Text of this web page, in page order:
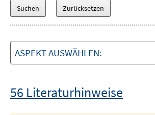
ASPEKT AUSWÄHLEN:
56 Literaturhinweise